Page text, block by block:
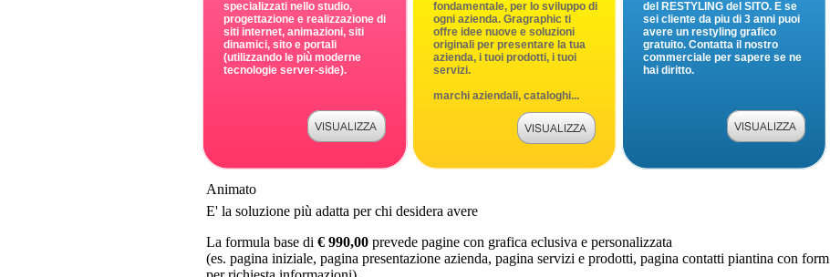
specializzati nello studio,
progettazione e realizzazione di
siti internet, animazioni, siti
dinamici, sito e portali
(utilizzando le più moderne
tecnologie server-side).
fondamentale, per lo sviluppo di
ogni azienda. Gragraphic ti
offre idee nuove e soluzioni
originali per presentare la tua
azienda, i tuoi prodotti, i tuoi
servizi.
marchi aziendali, cataloghi...
del RESTYLING del SITO. E se
sei cliente da piu di 3 anni puoi
avere un restyling grafico
gratuito. Contatta il nostro
commerciale per sapere se ne
hai diritto.
Animato
E' la soluzione più adatta per chi desidera avere
La formula base di € 990,00 prevede pagine con grafica eclusiva e personalizzata
(es. pagina iniziale, pagina presentazione azienda, pagina servizi e prodotti, pagina contatti piantina con form